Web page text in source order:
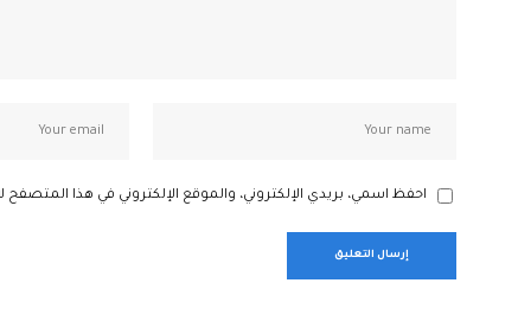
احفظ اسمي، بريدي الإلكتروني، والموقع الإلكتروني في هذا المتصفح